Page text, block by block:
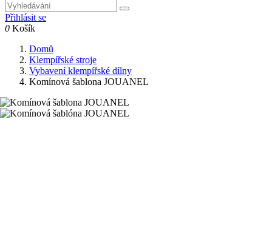
Přihlásit se
0 Košík
Domů
Klempířské stroje
Vybavení klempířské dílny
Komínová šablona JOUANEL